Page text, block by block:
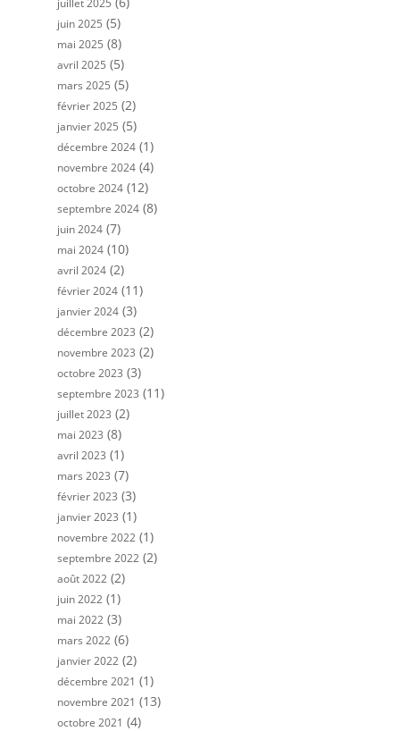
juillet 2025
juin 2025 (5)
mai 2025 (8)
avril 2025 (5)
mars 2025 (5)
février 2025 (2)
janvier 2025 (5)
décembre 2024 (1)
novembre 2024 (4)
octobre 2024 (12)
septembre 2024 (8)
juin 2024 (7)
mai 2024 (10)
avril 2024 (2)
février 2024 (11)
janvier 2024 (3)
décembre 2023 (2)
novembre 2023 (2)
octobre 2023 (3)
septembre 2023 (11)
juillet 2023 (2)
mai 2023 (8)
avril 2023 (1)
mars 2023 (7)
février 2023 (3)
janvier 2023 (1)
novembre 2022 (1)
septembre 2022 (2)
août 2022 (2)
juin 2022 (1)
mai 2022 (3)
mars 2022 (6)
janvier 2022 (2)
décembre 2021 (1)
novembre 2021 (13)
octobre 2021 (4)